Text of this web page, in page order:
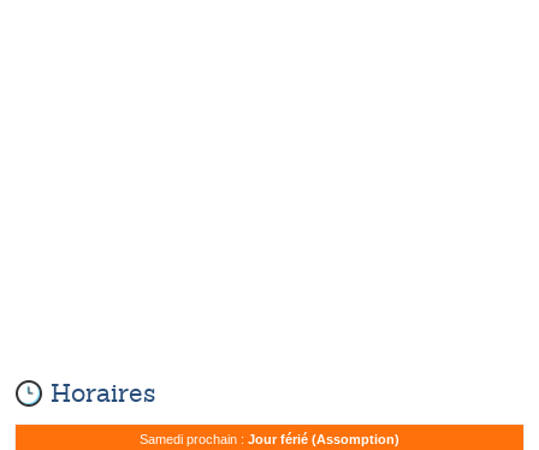
Horaires
Samedi prochain : Jour férié (Assomption)